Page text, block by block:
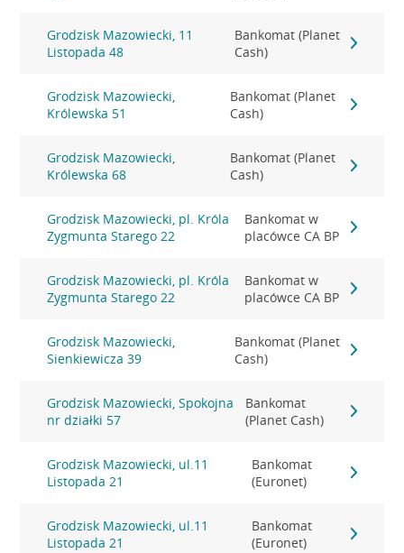
Grodzisk Mazowiecki, 11
Listopada 48
Bankomat (Planet
Cash)
Grodzisk Mazowiecki,
Królewska 51
Bankomat (Planet
Cash)
Grodzisk Mazowiecki,
Królewska 68
Bankomat (Planet
Cash)
Grodzisk Mazowiecki, pl. Króla
Zygmunta Starego 22
Bankomat w
placówce CA BP
Grodzisk Mazowiecki, pl. Króla
Zygmunta Starego 22
Bankomat w
placówce CA BP
Grodzisk Mazowiecki,
Sienkiewicza 39
Bankomat (Planet
Cash)
Grodzisk Mazowiecki, Spokojna
nr działki 57
Bankomat
(Planet Cash)
Grodzisk Mazowiecki, ul.11
Listopada 21
Bankomat
(Euronet)
Grodzisk Mazowiecki, ul.11
Listopada 21
Bankomat
(Euronet)